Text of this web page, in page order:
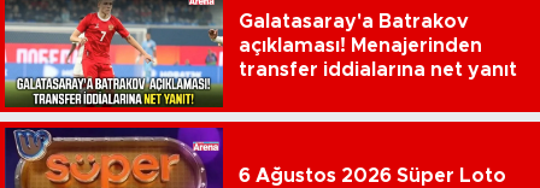
Galatasaray'a Batrakov
açıklaması! Menajerinden
transfer iddialarına net yanıt
6 Ağustos 2026 Süper Loto